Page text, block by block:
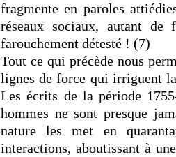
fragmente en paroles
réseaux sociaux, autant de
farouchement détesté ! (7)
Tout ce qui précède nous
lignes de force qui irriguent la
Les écrits de la période
hommes ne sont presque
nature les met en
interactions, aboutissant à